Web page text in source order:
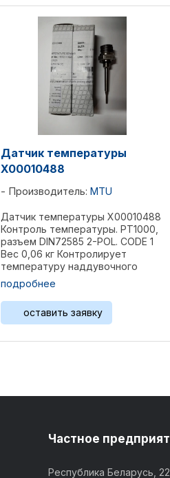
Датчик температуры
X00010488
Производитель: MTU
Датчик температуры X00010488
Контроль температуры. PT1000,
разъем DIN72585 2-POL. CODE 1
Вес 0,06 кг Контролирует
температуру наддувочного
воздуха двигателя.
Предотвращает перегрев и
повреждение двигателя.
Отправить данные в ЭБУ
Плавная работа ...
подробнее
оставить заявку
Частное
Республика Беларусь,